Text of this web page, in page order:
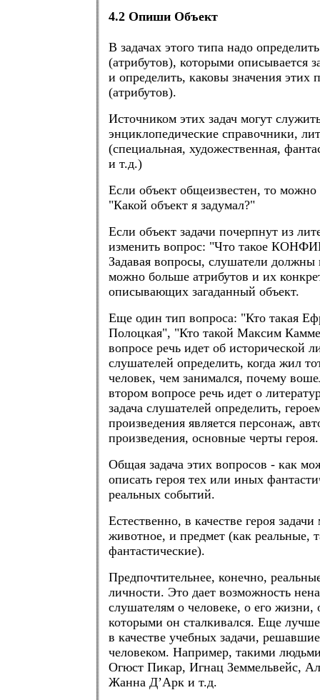
4.2 Опиши Объект
В задачах этого типа надо
(атрибутов), которыми описывается
и определить, каковы значения этих
(атрибутов).
Источником этих задач могут
энциклопедические справочники,
(специальная, художественная,
и т.д.)
Если объект общеизвестен, то можно
"Какой объект я задумал?"
Если объект задачи почерпнут из
изменить вопрос: "Что такое
Задавая вопросы, слушатели должны
можно больше атрибутов и их
описывающих загаданный объект.
Еще один тип вопроса: "Кто такая
Полоцкая", "Кто такой Максим
вопросе речь идет об исторической
слушателей определить, когда жил
человек, чем занимался, почему
втором вопросе речь идет о
задача слушателей определить,
произведения является персонаж,
произведения, основные черты героя.
Общая задача этих вопросов - как
описать героя тех или иных
реальных событий.
Естественно, в качестве героя
животное, и предмет (как реальные,
фантастические).
Предпочтительнее, конечно,
личности. Это дает возможность
слушателям о человеке, о его жизни,
которыми он сталкивался. Еще
в качестве учебных задачи,
человеком. Например, такими
Огюст Пикар, Игнац Земмельвейс,
Жанна Д’Арк и т.д.